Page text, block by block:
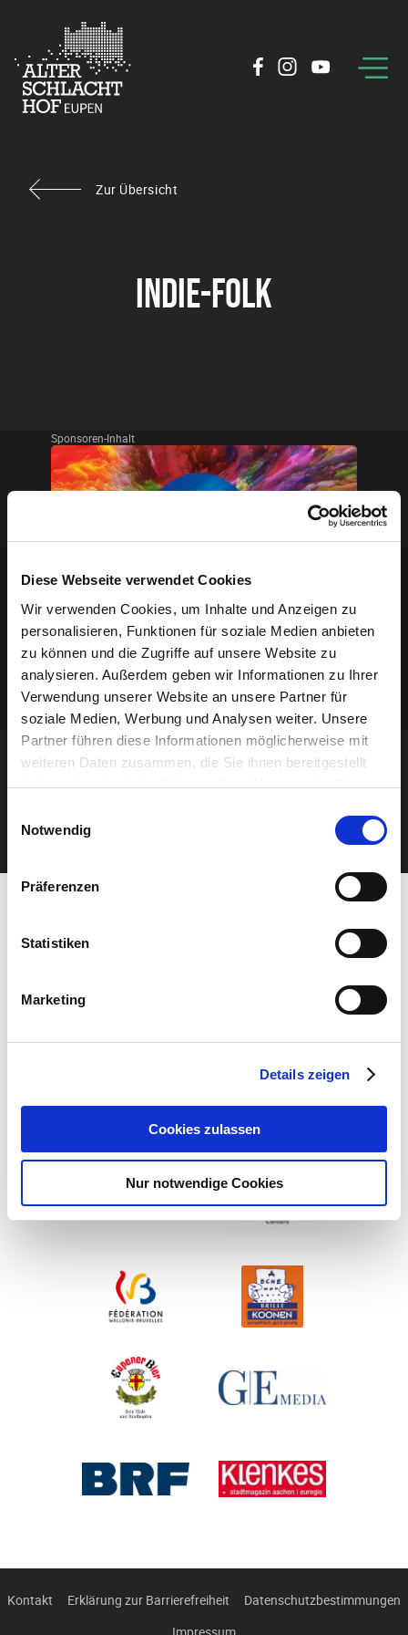
Diese Webseite verwendet Cookies
Wir verwenden Cookies, um Inhalte und Anzeigen zu
personalisieren, Funktionen für soziale Medien anbieten
zu können und die Zugriffe auf unsere Website zu
analysieren. Außerdem geben wir Informationen zu Ihrer
Verwendung unserer Website an unsere Partner für
soziale Medien, Werbung und Analysen weiter. Unsere
Partner führen diese Informationen möglicherweise mit
weiteren Daten zusammen, die Sie ihnen bereitgestellt
haben oder die sie im Rahmen Ihrer Nutzung der Dienste
Notwendig
Präferenzen
Statistiken
Marketing
Details zeigen
Cookies zulassen
Nur notwendige Cookies
Zur Übersicht
INDIE-FOLK
Sponsoren-Inhalt
VERANSTALTUNG VERPASST?
JETZT UNSEREN NEWSLETTER ABONNIEREN
Kontakt Erklärung zur Barrierefreiheit
Datenschutzbestimmungen